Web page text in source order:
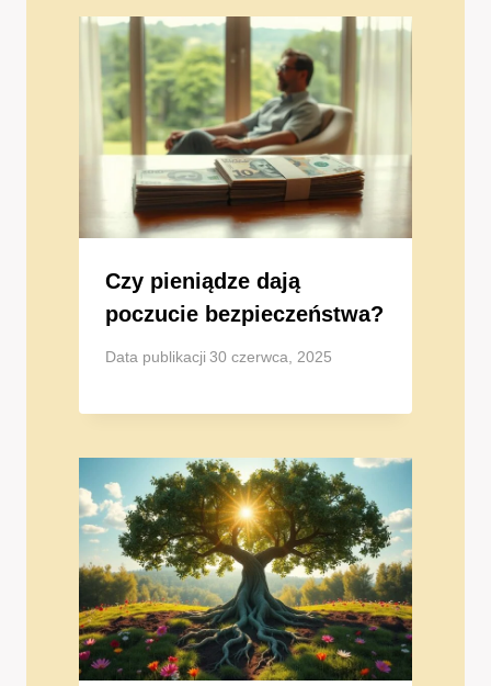
Czy pieniądze dają
poczucie bezpieczeństwa?
Data publikacji 30 czerwca, 2025